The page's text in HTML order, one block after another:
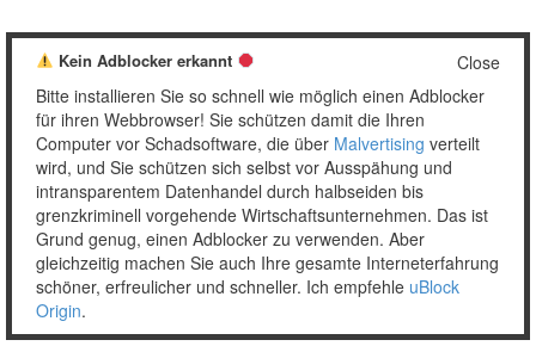
Close
Kein Adblocker erkannt
Bitte installieren Sie so schnell wie möglich einen Adblocker
für ihren Webbrowser! Sie schützen damit die Ihren
Computer vor Schadsoftware, die über Malvertising verteilt
wird, und Sie schützen sich selbst vor Ausspähung und
intransparentem Datenhandel durch halbseiden bis
grenzkriminell vorgehende Wirtschaftsunternehmen. Das ist
Grund genug, einen Adblocker zu verwenden. Aber
gleichzeitig machen Sie auch Ihre gesamte Interneterfahrung
schöner, erfreulicher und schneller. Ich empfehle uBlock
Origin.